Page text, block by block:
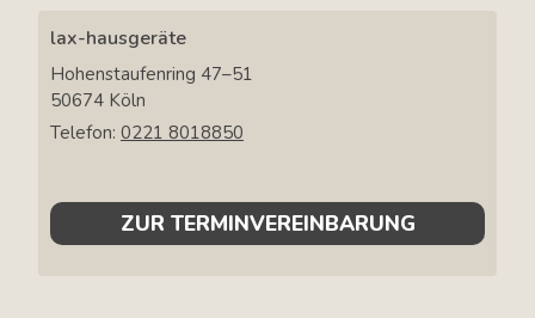
lax-hausgeräte
Hohenstaufenring 47–51
50674 Köln
Telefon: 0221 8018850
ZUR TERMINVEREINBARUNG